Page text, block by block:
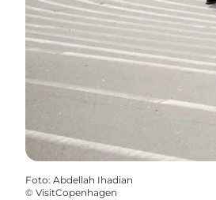
Foto: Abdellah Ihadian
© VisitCopenhagen